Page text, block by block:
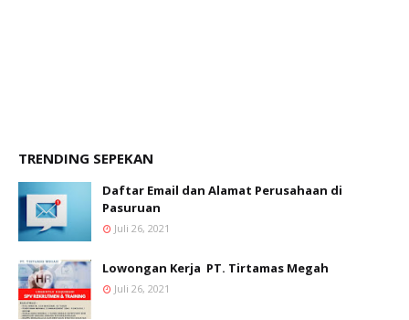
TRENDING SEPEKAN
Daftar Email dan Alamat Perusahaan di
Pasuruan
Juli 26, 2021
Lowongan Kerja PT. Tirtamas Megah
Juli 26, 2021